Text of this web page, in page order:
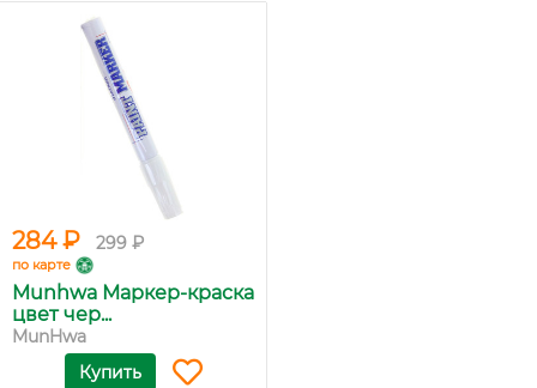
284 ₽ 299 ₽
по карте
Munhwa Маркер-краска
цвет чер...
MunHwa
Купить